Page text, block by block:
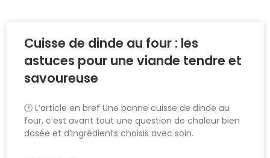
Cuisse de dinde au four : les
astuces pour une viande tendre et
savoureuse
🕒 L’article en bref Une bonne cuisse de dinde au
four, c’est avant tout une question de chaleur bien
dosée et d’ingrédients choisis avec soin.